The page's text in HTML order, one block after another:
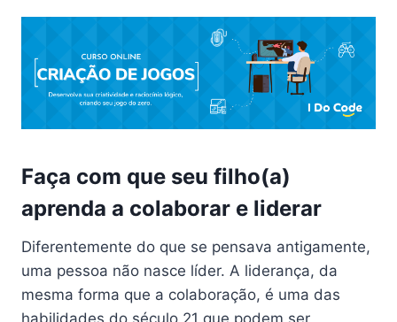
Faça com que seu filho(a)
aprenda a colaborar e liderar
Diferentemente do que se pensava antigamente,
uma pessoa não nasce líder. A liderança, da
mesma forma que a colaboração, é uma das